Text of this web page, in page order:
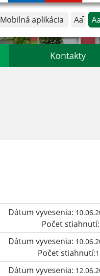
Mobilná aplikácia Aa Aa
Kontakty
Dátum vyvesenia:
Počet stiahnutí:
Dátum vyvesenia:
Počet stiahnutí:
Dátum vyvesenia: